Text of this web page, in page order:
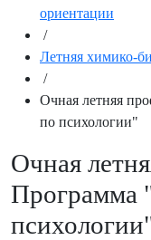
ориентации
/
Летняя химико-
/
Очная летняя
по психологии"
Очная
Программа